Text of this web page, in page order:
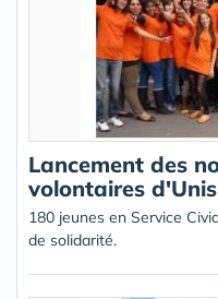
Lancement des
volontaires
180 jeunes en Service
de solidarité.